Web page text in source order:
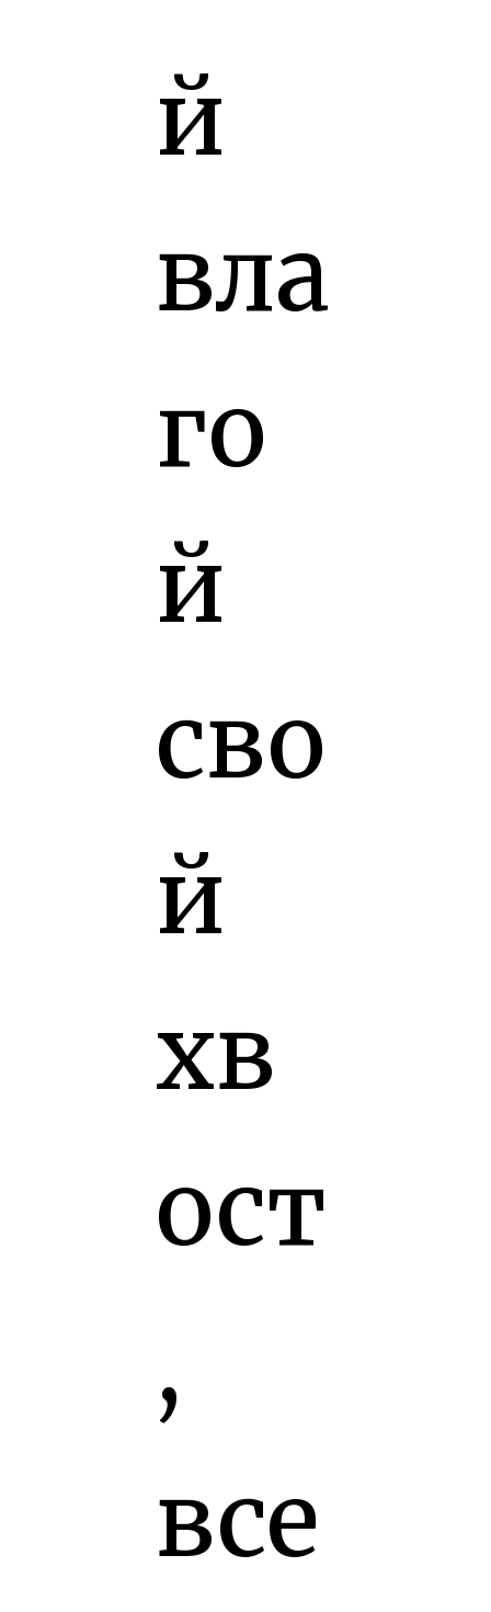
й
вла
го
й
сво
й
хв
ост
,
все